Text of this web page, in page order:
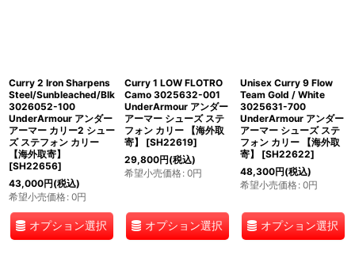
Curry 2 Iron Sharpens
Steel/Sunbleached/Blk
3026052-100
UnderArmour アンダー
アーマー カリー2 シュー
ズ ステフォン カリー
【海外取寄】
[SH22656]
43,000円(税込)
希望小売価格: 0円
オプション選択
Curry 1 LOW FLOTRO
Camo 3025632-001
UnderArmour アンダー
アーマー シューズ ステ
フォン カリー 【海外取
寄】
[SH22619]
29,800円(税込)
希望小売価格: 0円
オプション選択
Unisex Curry 9 Flow
Team Gold / White
3025631-700
UnderArmour アンダー
アーマー シューズ ステ
フォン カリー 【海外取
寄】
[SH22622]
48,300円(税込)
希望小売価格: 0円
オプション選択